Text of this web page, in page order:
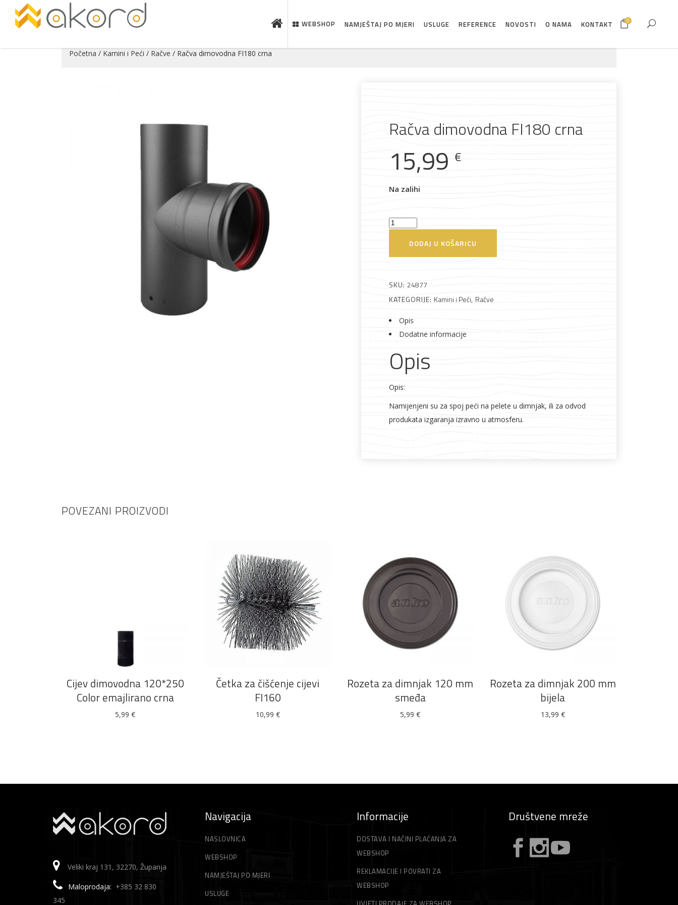
Pogledajte što je novo u ponudi
Pločasti
materijali
Alati i pribor Rasvjeta
Elektromaterijal Vijčana roba
WEBSHOP NAMJEŠTAJ PO MJERI USLUGE REFERENCE NOVOSTI O NAMA KONTAKT 0
Početna / Kamini i Peći / Račve / Račva dimovodna FI180 crna
Račva dimovodna FI180 crna
15,99 €
Na zalihi
Račva
DODAJ U KOŠARICU
SKU: 24877
KATEGORIJE: Kamini i Peći, Račve
Opis
Dodatne informacije
Opis
Opis:
Namijenjeni su za spoj peći na pelete u dimnjak, ili za odvod
produkata izgaranja izravno u atmosferu.
POVEZANI PROIZVODI
DODAJ U KOŠARICU
Cijev dimovodna 120*250
Color emajlirano crna
5,99€
DODAJ U KOŠARICU
Četka za čišćenje cijevi
FI160
10,99 €
DODAJ U KOŠARICU
Rozeta za dimnjak 120 mm
smeđa
5,99€
DODAJ U KOŠARICU
Rozeta za dimnjak 200 mm
bijela
13,99 €
Veliki kraj 131, 32270, Županja
Maloprodaja: +385 32 830
345
Navigacija
NASLOVNICA
WEBSHOP
NAMJEŠTAJ PO MJERI
USLUGE
Informacije
DOSTAVA I NAČINI PLAĆANJA ZA
WEBSHOP
REKLAMACIJE I POVRATI ZA
WEBSHOP
Društvene mreže